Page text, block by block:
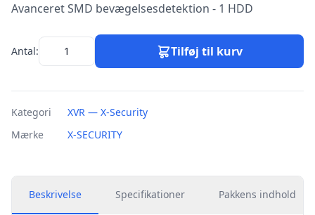
Avanceret SMD bevægelsesdetektion - 1 HDD
Antal: Tilføj til kurv
Kategori
XVR — X-Security
Mærke
X-SECURITY
Beskrivelse Specifikationer Pakkens indhold